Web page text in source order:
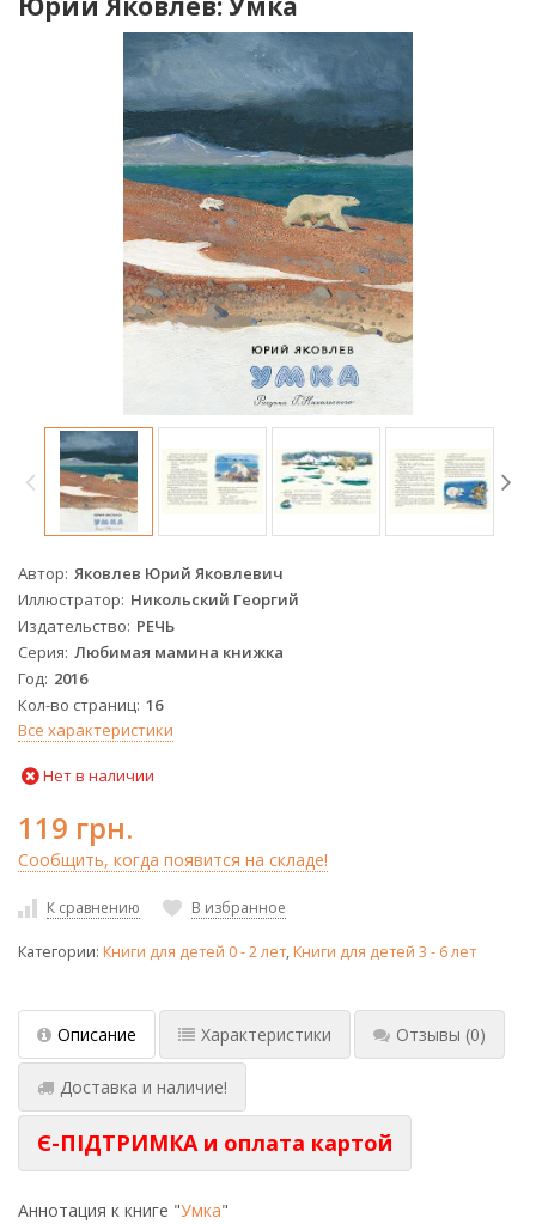
Автор Яковлев Юрий Яковлевич
Иллюстратор Никольский Георгий
Издательство РЕЧЬ
Серия Любимая мамина книжка
Год 2016
Кол-во страниц 16
Все характеристики
Нет в наличии
119 грн.
Сообщить, когда появится на складе!
К сравнению В избранное
Категории: Книги для детей 0 - 2 лет,Книги для детей 3 - 6 лет
Описание Характеристики Отзывы (0)
Доставка и наличие!
Є-ПІДТРИМКА и оплата картой
Аннотация к книге "Умка"